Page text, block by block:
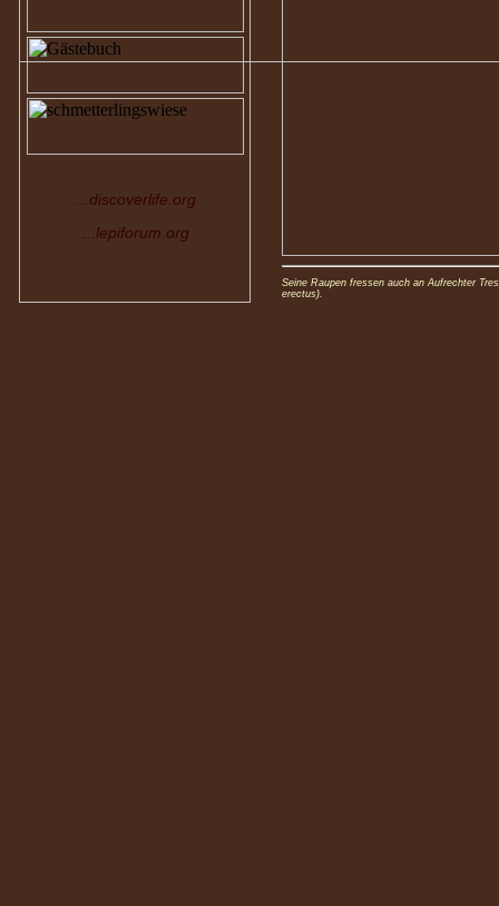
...discoverlife.org
...lepiforum.org
Seine Raupen fressen auch an Aufrechter
erectus).